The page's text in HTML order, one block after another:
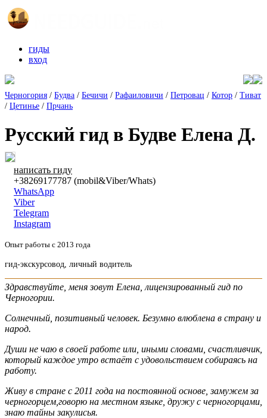
гиды
вход
Черногория / Будва / Бечичи / Рафаиловичи / Петровац / Котор / Тиват
/ Цетинье / Прчань
Русский гид в Будве Елена Д.
написать гиду
+38269177787 (mobil&Viber/Whats)
WhatsApp
Viber
Telegram
Instagram
Опыт работы с 2013 года
гид-экскурсовод, личный водитель
Здравствуйте, меня зовут Елена, лицензированный гид по
Черногории.
Солнечный, позитивный человек. Безумно влюблена в страну и
народ.
Души не чаю в своей работе или, иными словами, счастливчик,
который каждое утро встаёт с удовольствием собираясь на
работу.
Живу в стране с 2011 года на постоянной основе, замужем за
черногорцем,говорю на местном языке, дружу с черногорцами,
знаю тайны закулисья.